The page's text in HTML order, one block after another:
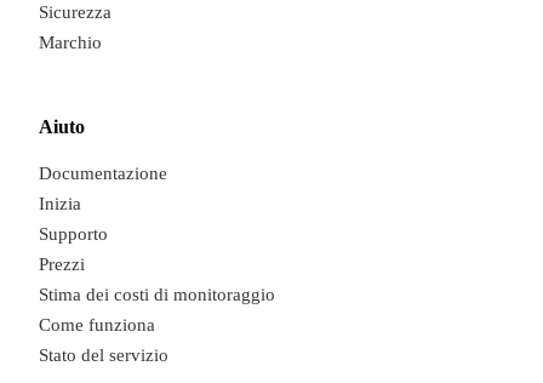
Sicurezza
Marchio
Aiuto
Documentazione
Inizia
Supporto
Prezzi
Stima dei costi di monitoraggio
Come funziona
Stato del servizio